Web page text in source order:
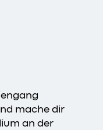
mache dir
an der